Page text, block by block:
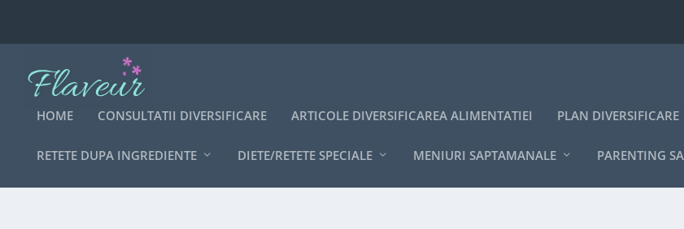
HOME CONSULTATII DIVERSIFICARE ARTICOLE DIVERSIFICAREA ALIMENTATIEI PLAN DIVERSIFICARE
RETETE DUPA INGREDIENTE DIETE/RETETE SPECIALE MENIURI SAPTAMANALE PARENTING